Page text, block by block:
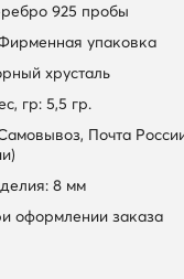
925 пробы
упаковка
хрусталь
гр: 5,5 гр.
Почта
8 мм
оформлении заказа